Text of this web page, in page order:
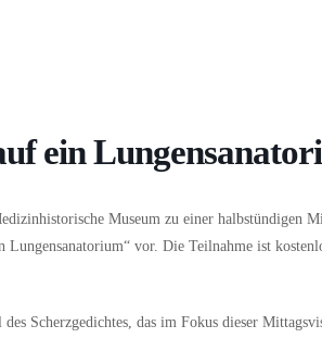
ein
Museum zu einer halbstündigen
vor. Die Teilnahme ist
Scherzgedichtes, das im Fokus dieser